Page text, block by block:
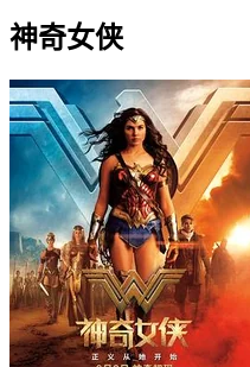
神奇女侠